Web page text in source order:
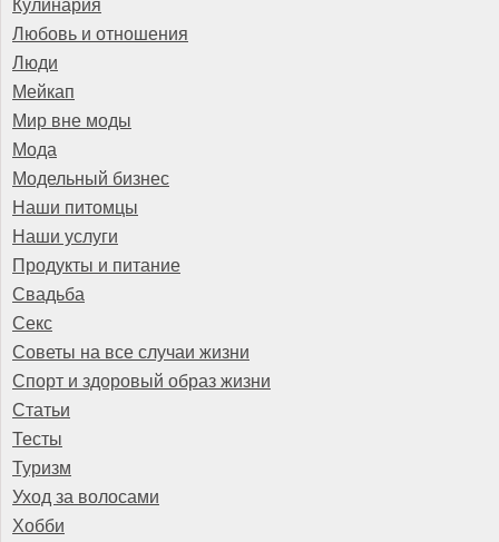
Кулинария
Любовь и отношения
Люди
Мейкап
Мир вне моды
Мода
Модельный бизнес
Наши питомцы
Наши услуги
Продукты и питание
Свадьба
Секс
Советы на все случаи жизни
Спорт и здоровый образ жизни
Статьи
Тесты
Туризм
Уход за волосами
Хобби